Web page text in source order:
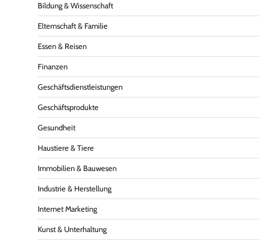
Bildung & Wissenschaft
Elternschaft & Familie
Essen & Reisen
Finanzen
Geschäftsdienstleistungen
Geschäftsprodukte
Gesundheit
Haustiere & Tiere
Immobilien & Bauwesen
Industrie & Herstellung
Internet Marketing
Kunst & Unterhaltung